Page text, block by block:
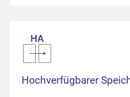
Hochverfügbarer